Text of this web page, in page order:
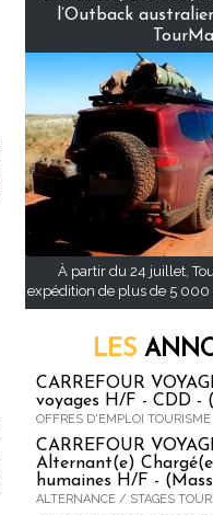
l’Outback
À partir du 24 juillet,
expédition de plus de 5 000
LES
CARREFOUR
voyages H/F - CDD -
OFFRES D'EMPLOI TOURISME
CARREFOUR
Alternant(e)
humaines H/F -
ALTERNANCE / STAGES